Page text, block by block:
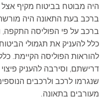
היה מבוטח בביטוח מקיף אצל
ברכב בעת התאונה היה
ברכב על פי הפוליסה התקפה,
כלל להעניק את תגמולי
להוראות הפוליסה הקיימת.
דרישתם, וסירבה להעניק פיצוי
שנגרמו לרכב ולרכבים
מעורבים בתאונה.